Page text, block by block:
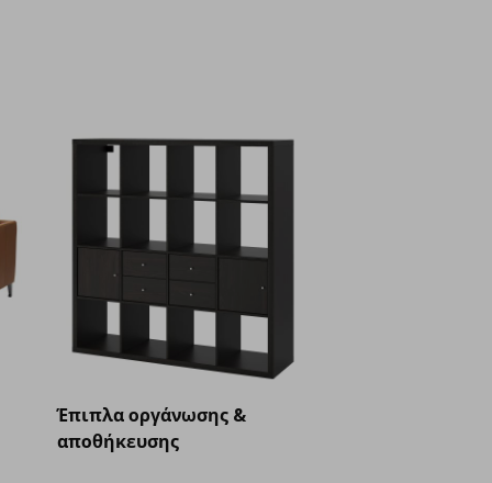
Έπιπλα οργάνωσης &
αποθήκευσης